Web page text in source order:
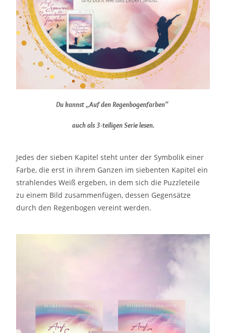
Du kannst„Auf den Regenbogenfarben“
auch als 3-teiligen Serie lesen.
Jedes der sieben Kapitel steht unter der Symbolik einer
Farbe, die erst in ihrem Ganzen im siebenten Kapitel ein
strahlendes Weiß ergeben, in dem sich die Puzzleteile
zu einem Bild zusammenfügen, dessen Gegensätze
durch den Regenbogen vereint werden.